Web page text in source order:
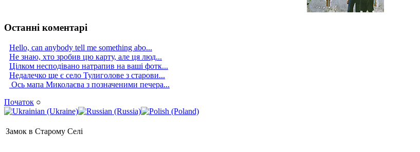
Останні коментарі
Hello, can anybody tell me something abo...
Не знаю, хто зробив цю карту, але ця люд...
Цілком несподівано натрапив на ваші фотк...
Недалечко ще є село Тулиголове з старови...
Ось мапа Миколаєва з позначеними печера...
Початок ○
Замок в Старому Селі